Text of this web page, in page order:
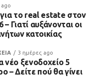
ago
το real estate στον
– Γιατί αυξάνονται οι
κατοικίας
3 ημέρες ago
νέο ξενοδοχείο 5
– Δείτε πού θα γίνει